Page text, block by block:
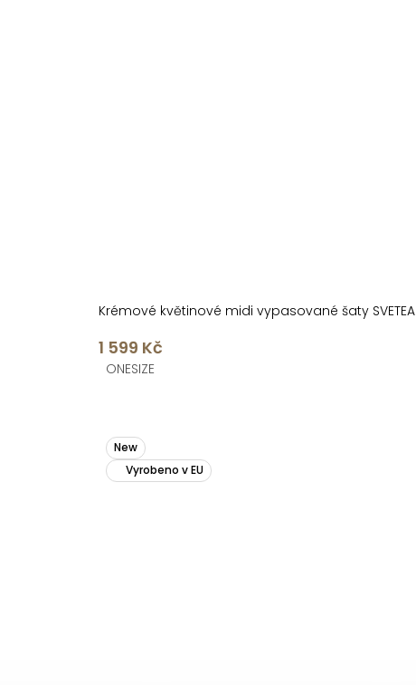
Krémové květinové midi vypasované šaty SVETEA
1 599 Kč
ONESIZE
New
Vyrobeno v EU